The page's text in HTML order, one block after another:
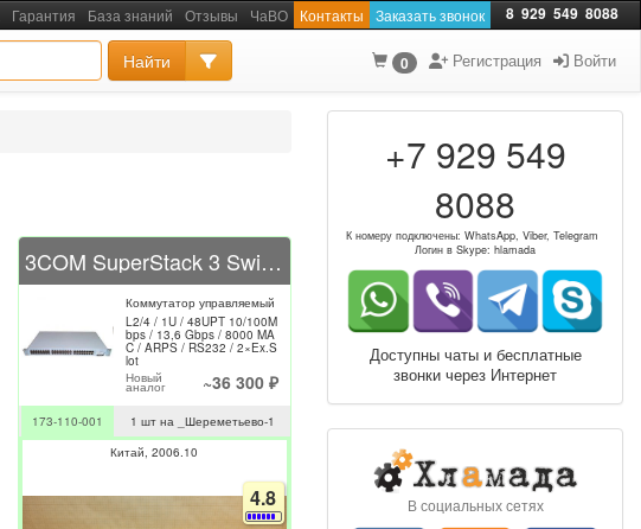
Гарантия База знаний Отзывы ЧаВО Контакты Заказать звонок 8 929 549 8088
Найти 0 Регистрация Войти
3COM SuperStack 3 Switch 4400 3C17204
Коммутатор управляемый
L2/4 / 1U / 48UPT 10/100M
bps / 13,6 Gbps / 8000 MA
C / ARPS / RS232 / 2×Ex.S
lot
Новый
аналог ~36 300 ₽
173-110-001
1 шт на _Шереметьево-1
Китай 2006.10
4.8
+7 929 549
8088
К номеру подключены: WhatsApp, Viber, Telegram
Логин в Skype: hlamada
Доступны чаты и бесплатные
звонки через Интернет
В социальных сетях